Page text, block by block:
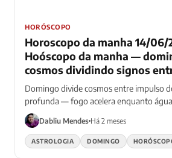
HORÓSCOPO
Horoscopo da manha 14/06/
Hoóscopo da manha —
cosmos dividindo signos
dominical e reflexao
acelera enquanto agua
semana
Domingo divide cosmos entre impulso
profunda — fogo acelera enquanto
de semana
Dabliu Mendes Há 2 meses
ASTROLOGIA DOMINGO